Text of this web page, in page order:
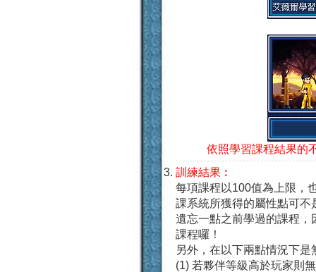
依照學習課程結果的
訓練結果︰
每項課程以100值為上限，
課系統所獲得的屬性點可
遺忘一點之前學過的課程
課程囉！
另外，在以下兩點情況下
(1) 若夥伴等級高於玩家則